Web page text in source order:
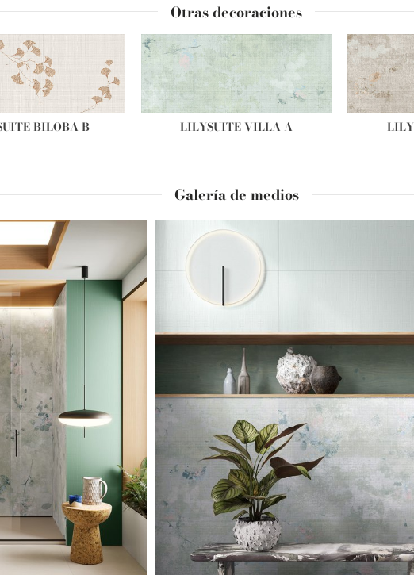
Galería de medios
Otras decoraciones
BILOBA B LILYSUITE VILLA A